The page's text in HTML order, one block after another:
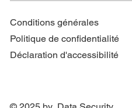
Conditions générales
Politique de confidentialité
Déclaration d'accessibilité